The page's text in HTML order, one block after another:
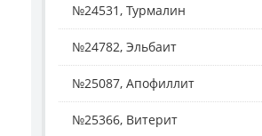
№24531, Турмалин
№24782, Эльбаит
№25087, Апофиллит
№25366, Витерит